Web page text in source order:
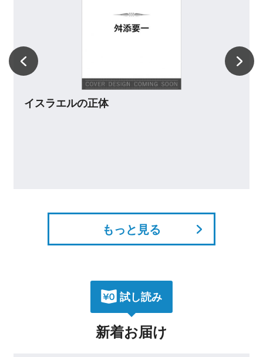
もっと見る
試し読み
新着お届け